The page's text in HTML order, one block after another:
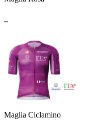
Maglia Ciclamino